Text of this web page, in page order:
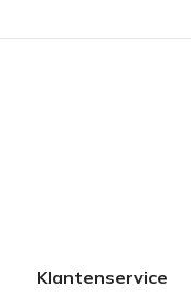
Klantenservice